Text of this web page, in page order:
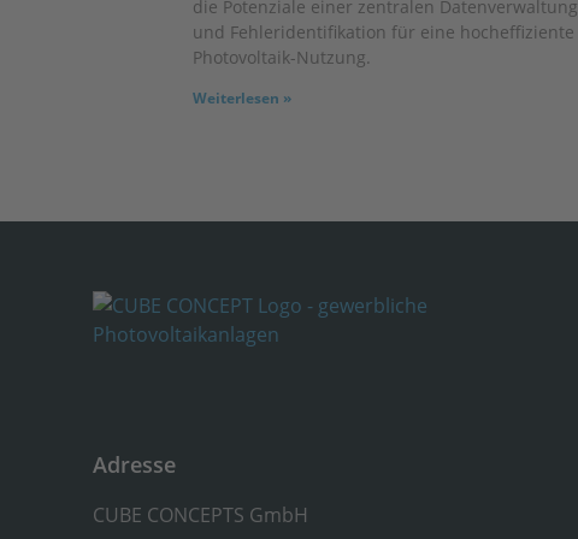
die Potenziale einer zentralen Datenverwaltung
und Fehleridentifikation für eine hocheffiziente
Photovoltaik-Nutzung.
Weiterlesen »
Adresse
CUBE CONCEPTS GmbH